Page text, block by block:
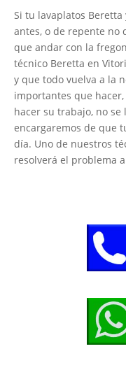
Si tu lavaplatos
antes, o de repente no
que andar con la
técnico Beretta en
y que todo vuelva a la
importantes que
hacer su trabajo, no
encargaremos de que
día. Uno de nuestros
resolverá el problema